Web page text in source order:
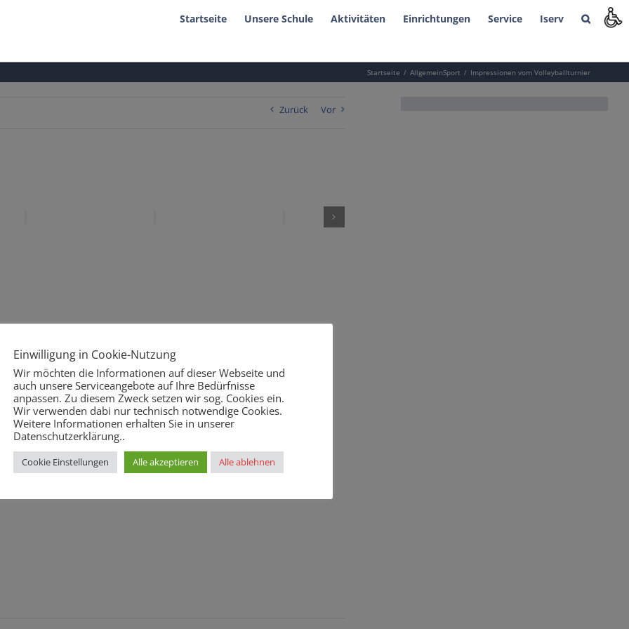
Startseite Unsere Schule Aktivitäten Einrichtungen Service Iserv
Startseite AllgemeinSport Impressionen vom Volleyballturnier
Zurück Vor
Einwilligung in Cookie-Nutzung
Wir möchten die Informationen auf dieser Webseite und
auch unsere Serviceangebote auf Ihre Bedürfnisse
anpassen. Zu diesem Zweck setzen wir sog. Cookies ein.
Wir verwenden dabi nur technisch notwendige Cookies.
Weitere Informationen erhalten Sie in unserer
Datenschutzerklärung..
Cookie Einstellungen Alle akzeptieren Alle ablehnen